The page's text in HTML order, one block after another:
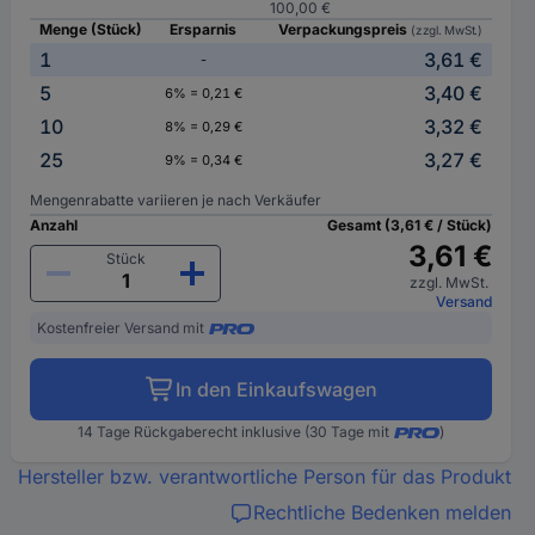
100,00 €
Menge (Stück)
Ersparnis Verpackungspreis (zzgl. MwSt.)
1 -
3,61 €
5
6% = 0,21 €
3,40 €
10
8% = 0,29 €
3,32 €
25
9% = 0,34 € 3,27 €
Mengenrabatte variieren je nach Verkäufer
Anzahl
Stück
Gesamt (3,61 € / Stück)
3,61 €
zzgl. MwSt.
Versand
Kostenfreier Versand mit
In den Einkaufswagen
14 Tage Rückgaberecht inklusive (30 Tage mit )
Hersteller bzw. verantwortliche Person für das Produkt
Rechtliche Bedenken melden